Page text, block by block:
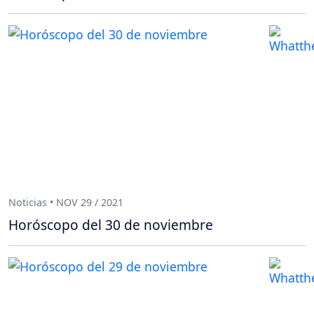
Noticias • NOV 29 / 2021
Horóscopo del 30 de noviembre